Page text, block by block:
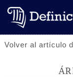
Volver al artículo